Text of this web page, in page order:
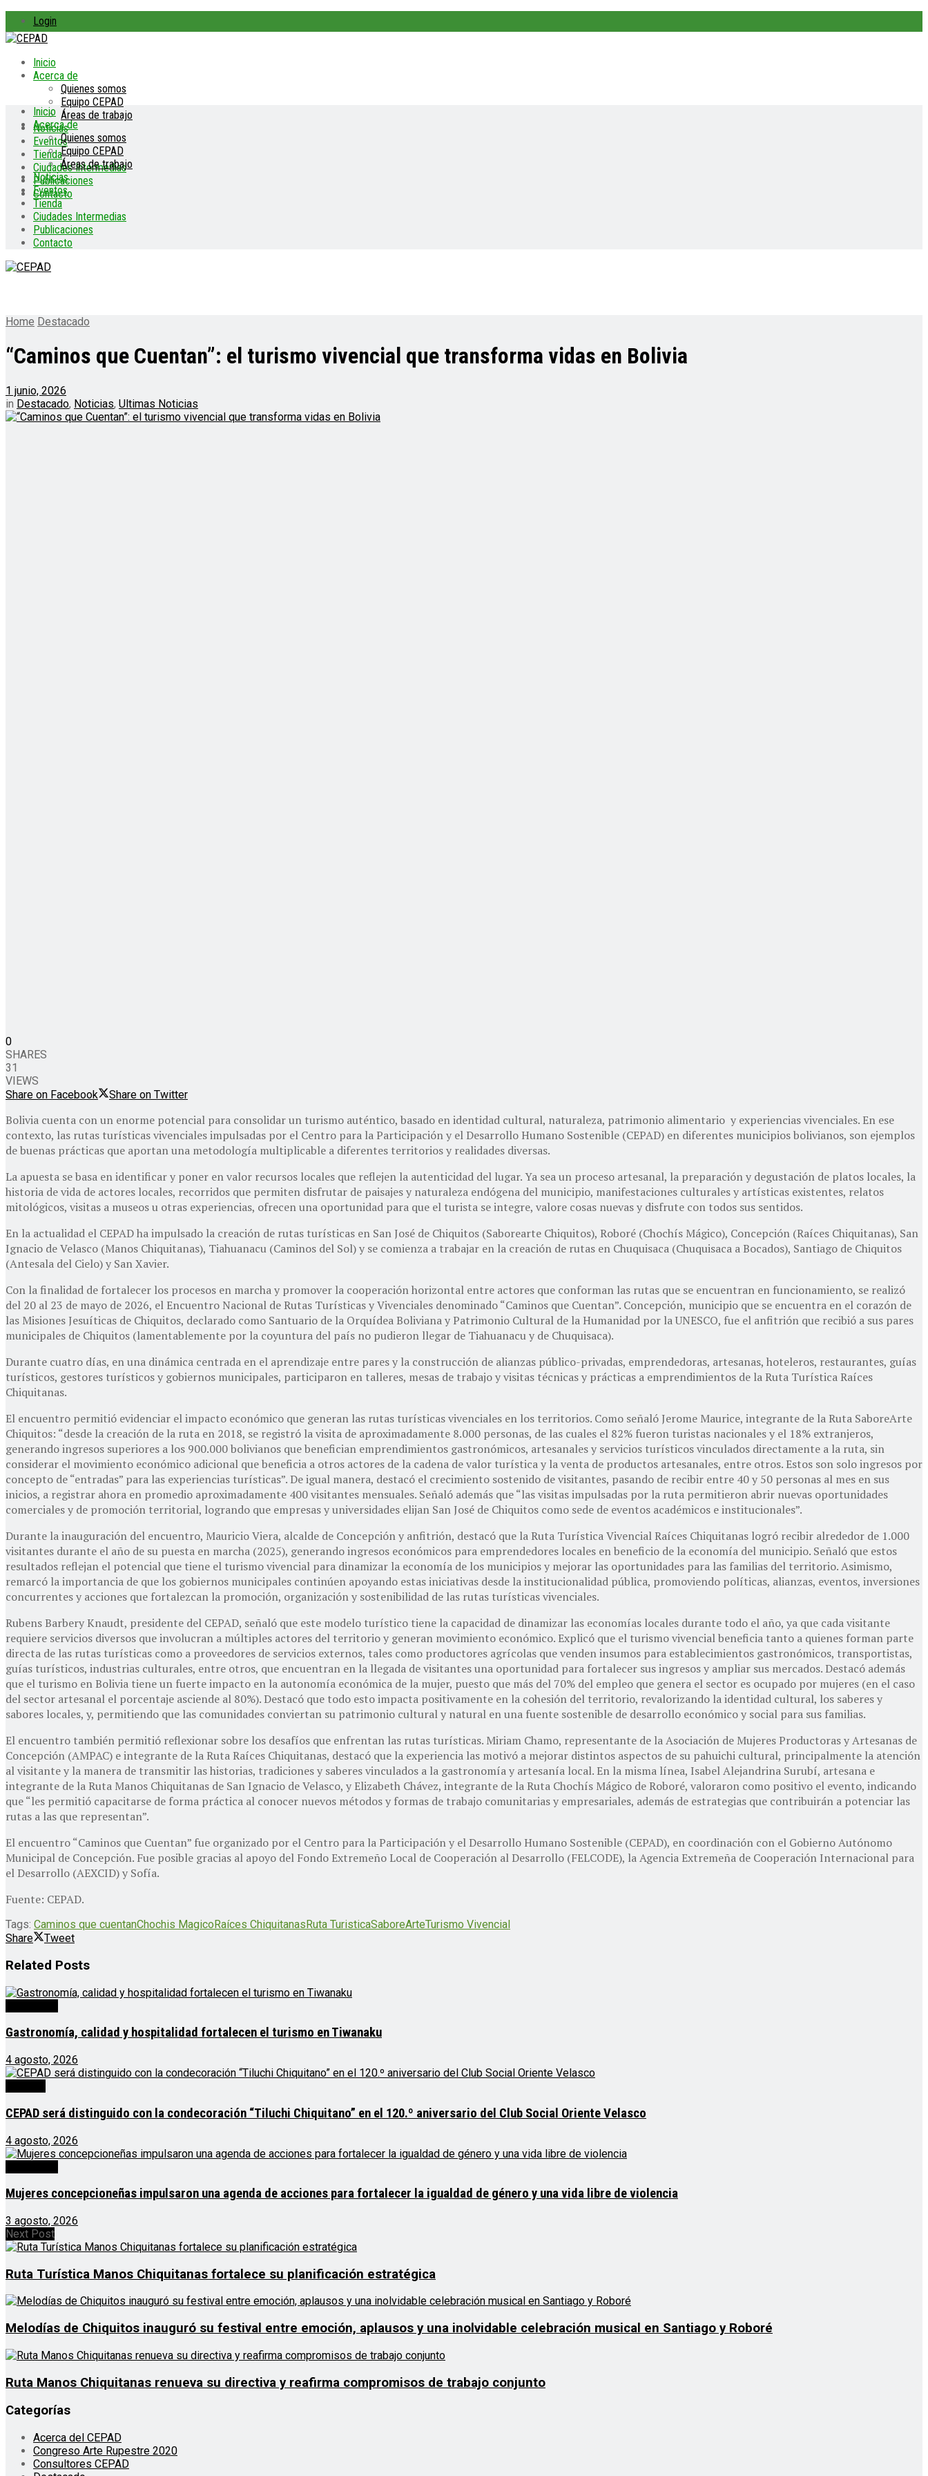
Login
Inicio
Acerca de
Quienes somos
Equipo CEPAD
Áreas de trabajo
Noticias
Eventos
Tienda
Ciudades Intermedias
Publicaciones
Contacto
Inicio
Acerca de
Quienes somos
Equipo CEPAD
Áreas de trabajo
Noticias
Eventos
Tienda
Ciudades Intermedias
Publicaciones
Contacto
Home Destacado
“Caminos que Cuentan”: el turismo vivencial que transforma vidas en Bolivia
1 junio, 2026
in Destacado, Noticias, Ultimas Noticias
0
SHARES
31
VIEWS
Share on Facebook
Share on Twitter
Bolivia cuenta con un enorme potencial para consolidar un turismo auténtico, basado en identidad cultural, naturaleza, patrimonio alimentario y experiencias vivenciales. En ese
contexto, las rutas turísticas vivenciales impulsadas por el Centro para la Participación y el Desarrollo Humano Sostenible (CEPAD) en diferentes municipios bolivianos, son ejemplos
de buenas prácticas que aportan una metodología multiplicable a diferentes territorios y realidades diversas.
La apuesta se basa en identificar y poner en valor recursos locales que reflejen la autenticidad del lugar. Ya sea un proceso artesanal, la preparación y degustación de platos locales, la
historia de vida de actores locales, recorridos que permiten disfrutar de paisajes y naturaleza endógena del municipio, manifestaciones culturales y artísticas existentes, relatos
mitológicos, visitas a museos u otras experiencias, ofrecen una oportunidad para que el turista se integre, valore cosas nuevas y disfrute con todos sus sentidos.
En la actualidad el CEPAD ha impulsado la creación de rutas turísticas en San José de Chiquitos (Saborearte Chiquitos), Roboré (Chochís Mágico), Concepción (Raíces Chiquitanas), San
Ignacio de Velasco (Manos Chiquitanas), Tiahuanacu (Caminos del Sol) y se comienza a trabajar en la creación de rutas en Chuquisaca (Chuquisaca a Bocados), Santiago de Chiquitos
(Antesala del Cielo) y San Xavier.
Con la finalidad de fortalecer los procesos en marcha y promover la cooperación horizontal entre actores que conforman las rutas que se encuentran en funcionamiento, se realizó
del 20 al 23 de mayo de 2026, el Encuentro Nacional de Rutas Turísticas y Vivenciales denominado “Caminos que Cuentan”. Concepción, municipio que se encuentra en el corazón de
las Misiones Jesuíticas de Chiquitos, declarado como Santuario de la Orquídea Boliviana y Patrimonio Cultural de la Humanidad por la UNESCO, fue el anfitrión que recibió a sus pares
municipales de Chiquitos (lamentablemente por la coyuntura del país no pudieron llegar de Tiahuanacu y de Chuquisaca).
Durante cuatro días, en una dinámica centrada en el aprendizaje entre pares y la construcción de alianzas público-privadas, emprendedoras, artesanas, hoteleros, restaurantes, guías
turísticos, gestores turísticos y gobiernos municipales, participaron en talleres, mesas de trabajo y visitas técnicas y prácticas a emprendimientos de la Ruta Turística Raíces
Chiquitanas.
El encuentro permitió evidenciar el impacto económico que generan las rutas turísticas vivenciales en los territorios. Como señaló Jerome Maurice, integrante de la Ruta SaboreArte
Chiquitos: “desde la creación de la ruta en 2018, se registró la visita de aproximadamente 8.000 personas, de las cuales el 82% fueron turistas nacionales y el 18% extranjeros,
generando ingresos superiores a los 900.000 bolivianos que benefician emprendimientos gastronómicos, artesanales y servicios turísticos vinculados directamente a la ruta, sin
considerar el movimiento económico adicional que beneficia a otros actores de la cadena de valor turística y la venta de productos artesanales, entre otros. Estos son solo ingresos por
concepto de “entradas” para las experiencias turísticas”. De igual manera, destacó el crecimiento sostenido de visitantes, pasando de recibir entre 40 y 50 personas al mes en sus
inicios, a registrar ahora en promedio aproximadamente 400 visitantes mensuales. Señaló además que “las visitas impulsadas por la ruta permitieron abrir nuevas oportunidades
comerciales y de promoción territorial, logrando que empresas y universidades elijan San José de Chiquitos como sede de eventos académicos e institucionales”.
Durante la inauguración del encuentro, Mauricio Viera, alcalde de Concepción y anfitrión, destacó que la Ruta Turística Vivencial Raíces Chiquitanas logró recibir alrededor de 1.000
visitantes durante el año de su puesta en marcha (2025), generando ingresos económicos para emprendedores locales en beneficio de la economía del municipio. Señaló que estos
resultados reflejan el potencial que tiene el turismo vivencial para dinamizar la economía de los municipios y mejorar las oportunidades para las familias del territorio. Asimismo,
remarcó la importancia de que los gobiernos municipales continúen apoyando estas iniciativas desde la institucionalidad pública, promoviendo políticas, alianzas, eventos, inversiones
concurrentes y acciones que fortalezcan la promoción, organización y sostenibilidad de las rutas turísticas vivenciales.
Rubens Barbery Knaudt, presidente del CEPAD, señaló que este modelo turístico tiene la capacidad de dinamizar las economías locales durante todo el año, ya que cada visitante
requiere servicios diversos que involucran a múltiples actores del territorio y generan movimiento económico. Explicó que el turismo vivencial beneficia tanto a quienes forman parte
directa de las rutas turísticas como a proveedores de servicios externos, tales como productores agrícolas que venden insumos para establecimientos gastronómicos, transportistas,
guías turísticos, industrias culturales, entre otros, que encuentran en la llegada de visitantes una oportunidad para fortalecer sus ingresos y ampliar sus mercados. Destacó además
que el turismo en Bolivia tiene un fuerte impacto en la autonomía económica de la mujer, puesto que más del 70% del empleo que genera el sector es ocupado por mujeres (en el caso
del sector artesanal el porcentaje asciende al 80%). Destacó que todo esto impacta positivamente en la cohesión del territorio, revalorizando la identidad cultural, los saberes y
sabores locales, y, permitiendo que las comunidades conviertan su patrimonio cultural y natural en una fuente sostenible de desarrollo económico y social para sus familias.
El encuentro también permitió reflexionar sobre los desafíos que enfrentan las rutas turísticas. Miriam Chamo, representante de la Asociación de Mujeres Productoras y Artesanas de
Concepción (AMPAC) e integrante de la Ruta Raíces Chiquitanas, destacó que la experiencia las motivó a mejorar distintos aspectos de su pahuichi cultural, principalmente la atención
al visitante y la manera de transmitir las historias, tradiciones y saberes vinculados a la gastronomía y artesanía local. En la misma línea, Isabel Alejandrina Surubí, artesana e
integrante de la Ruta Manos Chiquitanas de San Ignacio de Velasco, y Elizabeth Chávez, integrante de la Ruta Chochís Mágico de Roboré, valoraron como positivo el evento, indicando
que “les permitió capacitarse de forma práctica al conocer nuevos métodos y formas de trabajo comunitarias y empresariales, además de estrategias que contribuirán a potenciar las
rutas a las que representan”.
El encuentro “Caminos que Cuentan” fue organizado por el Centro para la Participación y el Desarrollo Humano Sostenible (CEPAD), en coordinación con el Gobierno Autónomo
Municipal de Concepción. Fue posible gracias al apoyo del Fondo Extremeño Local de Cooperación al Desarrollo (FELCODE), la Agencia Extremeña de Cooperación Internacional para
el Desarrollo (AEXCID) y Sofía.
Fuente: CEPAD.
Tags: Caminos que cuentanChochis Magico Raíces Chiquitanas Ruta TuristicaSaboreArteTurismo Vivencial
Share
Tweet
Related Posts
Gastronomía, calidad y hospitalidad fortalecen el turismo en Tiwanaku
4 agosto, 2026
CEPAD será distinguido con la condecoración “Tiluchi Chiquitano” en el 120.º aniversario del Club Social Oriente Velasco
4 agosto, 2026
Mujeres concepcioneñas impulsaron una agenda de acciones para fortalecer la igualdad de género y una vida libre de violencia
3 agosto, 2026
Next Post
Ruta Turística Manos Chiquitanas fortalece su planificación estratégica
Melodías de Chiquitos inauguró su festival entre emoción, aplausos y una inolvidable celebración musical en Santiago y Roboré
Ruta Manos Chiquitanas renueva su directiva y reafirma compromisos de trabajo conjunto
Categorías
Acerca del CEPAD
Congreso Arte Rupestre 2020
Consultores CEPAD